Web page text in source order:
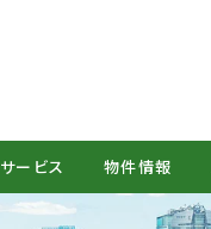
サービス 物件情報